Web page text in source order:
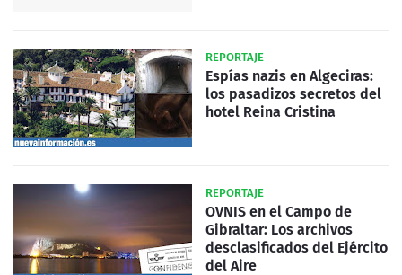
REPORTAJE
Espías nazis en Algeciras:
los pasadizos secretos del
hotel Reina Cristina
REPORTAJE
OVNIS en el Campo de
Gibraltar: Los archivos
desclasificados del Ejército
del Aire